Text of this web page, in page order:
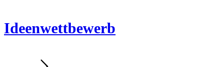
Ideenwettbewerb